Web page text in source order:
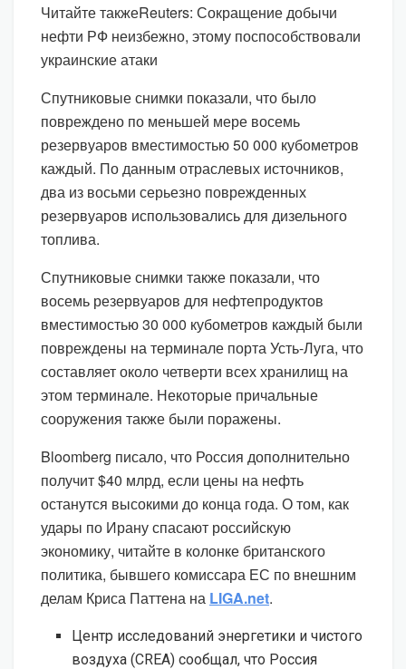
Читайте такжеReuters: Сокращение добычи
нефти РФ неизбежно, этому поспособствовали
украинские атаки
Спутниковые снимки показали, что было
повреждено по меньшей мере восемь
резервуаров вместимостью 50 000 кубометров
каждый. По данным отраслевых источников,
два из восьми серьезно поврежденных
резервуаров использовались для дизельного
топлива.
Спутниковые снимки также показали, что
восемь резервуаров для нефтепродуктов
вместимостью 30 000 кубометров каждый были
повреждены на терминале порта Усть-Луга, что
составляет около четверти всех хранилищ на
этом терминале. Некоторые причальные
сооружения также были поражены.
Bloomberg писало, что Россия дополнительно
получит $40 млрд, если цены на нефть
останутся высокими до конца года. О том, как
удары по Ирану спасают российскую
экономику, читайте в колонке британского
политика, бывшего комиссара ЕС по внешним
делам Криса Паттена на LIGA.net.
Центр исследований энергетики и чистого
воздуха (CREA) сообщал, что Россия